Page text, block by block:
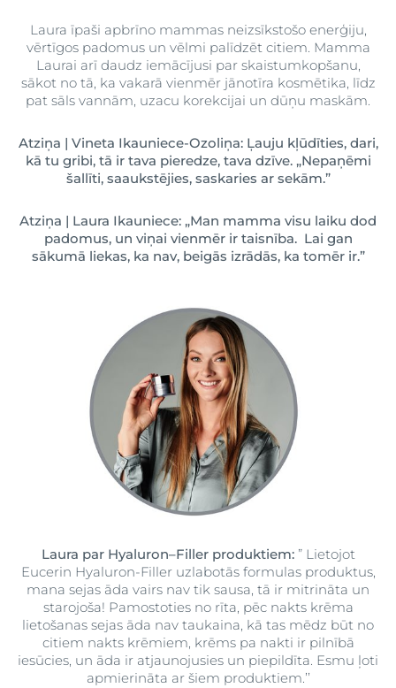
Laura īpaši apbrīno mammas neizsīkstošo enerģiju,
vērtīgos padomus un vēlmi palīdzēt citiem. Mamma
Laurai arī daudz iemācījusi par skaistumkopšanu,
sākot no tā, ka vakarā vienmēr jānotīra kosmētika, līdz
pat sāls vannām, uzacu korekcijai un dūņu maskām.
Atziņa | Vineta Ikauniece-Ozoliņa: Ļauju kļūdīties, dari,
kā tu gribi, tā ir tava pieredze, tava dzīve. „Nepaņēmi
šallīti, saaukstējies, saskaries ar sekām.”
Atziņa | Laura Ikauniece: „Man mamma visu laiku dod
padomus, un viņai vienmēr ir taisnība. Lai gan
sākumā liekas, ka nav, beigās izrādās, ka tomēr ir.”
Laura par Hyaluron–Filler produktiem:” Lietojot
Eucerin Hyaluron-Filler uzlabotās formulas produktus,
mana sejas āda vairs nav tik sausa, tā ir mitrināta un
starojoša! Pamostoties no rīta, pēc nakts krēma
lietošanas sejas āda nav taukaina, kā tas mēdz būt no
citiem nakts krēmiem, krēms pa nakti ir pilnībā
iesūcies, un āda ir atjaunojusies un piepildīta. Esmu ļoti
apmierināta ar šiem produktiem.’’